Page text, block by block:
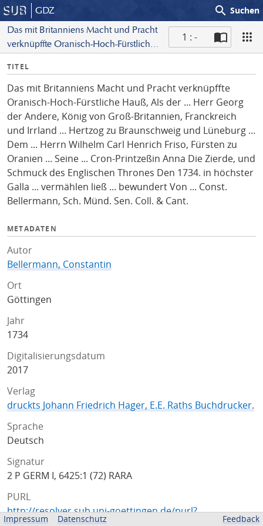
GDZ search Suchen
Das mit Britanniens Macht und Pracht
verknüpffte Oranisch-Hoch-Fürstliche
Andere, König von Groß-Britannien,
Franckreich und Irrland ... Hertzog zu
Braunschweig und Lüneburg ... Dem ...
Herrn Wilhelm Carl Henrich Friso,
Fürsten zu Oranien ... Seine ... Cron-
Printzeßin Anna Die Zierde, und
Schmuck des Englischen Thrones Den
1734. in höchster Galla ... vermählen
ließ ... bewundert Von ... Const.
Bellermann, Sch. Münd. Sen. Coll.
1 : -
I
f
o
TITEL
Das mit Britanniens Macht und Pracht verknüpffte
Oranisch-Hoch-Fürstliche Hauß, Als der ... Herr Georg
der Andere, König von Groß-Britannien, Franckreich
und Irrland ... Hertzog zu Braunschweig und Lüneburg ...
Dem ... Herrn Wilhelm Carl Henrich Friso, Fürsten zu
Oranien ... Seine ... Cron-Printzeßin Anna Die Zierde, und
Schmuck des Englischen Thrones Den 1734. in höchster
Galla ... vermählen ließ ... bewundert Von ... Const.
Bellermann, Sch. Münd. Sen. Coll. & Cant.
METADATEN
Autor
Bellermann, Constantin
Ort
Göttingen
Jahr
1734
Digitalisierungsdatum
2017
Verlag
druckts Johann Friedrich Hager, E.E. Raths Buchdrucker.
Sprache
Deutsch
Signatur
2 P GERM I, 6425:1 (72) RARA
PURL
http://resolver.sub.uni-goettingen.de/purl?
Impressum Datenschutz Feedback